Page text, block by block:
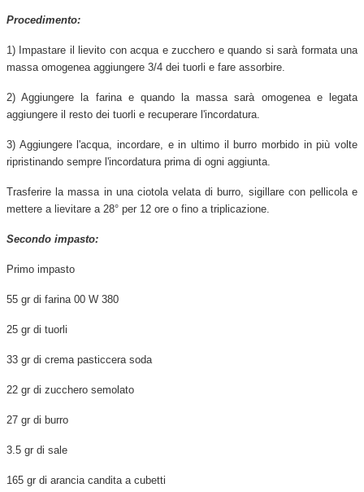
Procedimento:
1) Impastare il lievito con acqua e zucchero e quando si sarà formata una
massa omogenea aggiungere 3/4 dei tuorli e fare assorbire.
2) Aggiungere la farina e quando la massa sarà omogenea e legata
aggiungere il resto dei tuorli e recuperare l'incordatura.
3) Aggiungere l'acqua, incordare, e in ultimo il burro morbido in più volte
ripristinando sempre l'incordatura prima di ogni aggiunta.
Trasferire la massa in una ciotola velata di burro, sigillare con pellicola e
mettere a lievitare a 28° per 12 ore o fino a triplicazione.
Secondo impasto:
Primo impasto
55 gr di farina 00 W 380
25 gr di tuorli
33 gr di crema pasticcera soda
22 gr di zucchero semolato
27 gr di burro
3.5 gr di sale
165 gr di arancia candita a cubetti